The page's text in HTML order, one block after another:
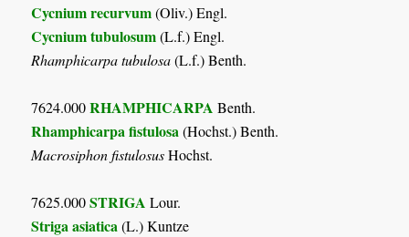
Cycnium recurvum(Oliv.) Engl.
Cycnium tubulosum(L.f.) Engl.
Rhamphicarpa tubulosa(L.f.) Benth.
7624.000RHAMPHICARPA Benth.
Rhamphicarpa fistulosa (Hochst.) Benth.
Macrosiphon fistulosusHochst.
7625.000STRIGA Lour.
Striga asiatica (L.) Kuntze